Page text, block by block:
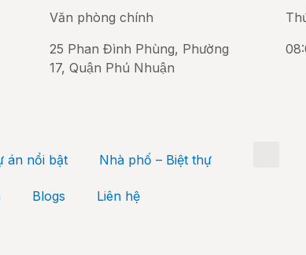
Văn phòng chính
25 Phan Đình Phùng, Phường
17, Quận Phú Nhuận
án nổi bật Nhà phố – Biệt thự
Blogs Liên hệ